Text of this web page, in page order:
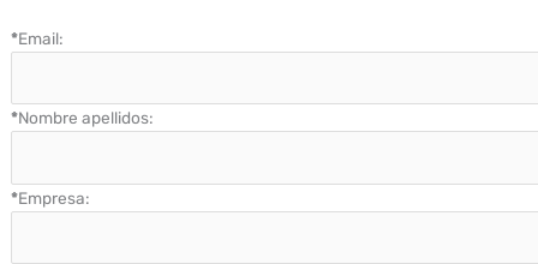
*Email:
*Nombre apellidos:
*Empresa: